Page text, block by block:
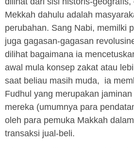
Mekkah dahulu adalah
perubahan. Sang Nabi, memilki
juga gagasan-gagasan
dilihat bagaimana ia
awal mula konsep zakat atau
saat beliau masih muda, ia
Fudhul yang merupakan
mereka (umumnya para
oleh para pemuka Makkah
transaksi jual-beli.